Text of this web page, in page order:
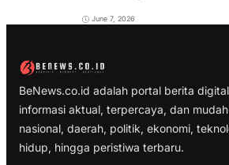
June 7, 2026
BeNews.co.id adalah portal berita
informasi aktual, terpercaya, dan
nasional, daerah, politik, ekonomi,
hidup, hingga peristiwa terbaru.